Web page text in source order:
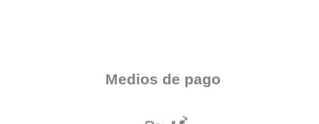
Medios de pago